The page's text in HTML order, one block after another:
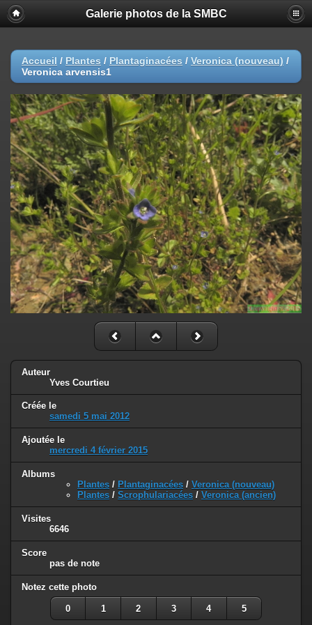
Galerie photos de la SMBC
Accueil / Plantes / Plantaginacées / Veronica (nouveau) /
Veronica arvensis1
Auteur
Yves Courtieu
Créée le
samedi 5 mai 2012
Ajoutée le
mercredi 4 février 2015
Albums
Plantes / Plantaginacées / Veronica (nouveau)
Plantes / Scrophulariacées / Veronica (ancien)
Visites
6646
Score
pas de note
Notez cette photo
0 1 2 3 4 5